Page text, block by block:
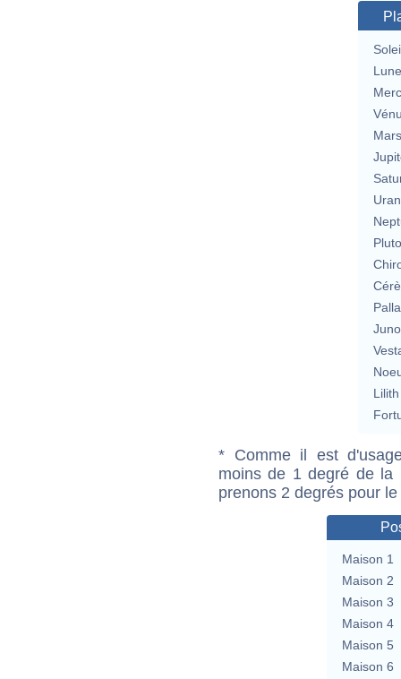
Lune
Mars
Lilith
* Comme il est
moins de 1 degré de la
prenons 2 degrés pour
Maison 1
Maison 2
Maison 3
Maison 4
Maison 5
Maison 6